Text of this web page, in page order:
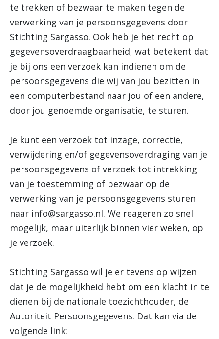
te trekken of bezwaar te maken tegen de
verwerking van je persoonsgegevens door
Stichting Sargasso. Ook heb je het recht op
gegevensoverdraagbaarheid, wat betekent dat
je bij ons een verzoek kan indienen om de
persoonsgegevens die wij van jou bezitten in
een computerbestand naar jou of een andere,
door jou genoemde organisatie, te sturen.
Je kunt een verzoek tot inzage, correctie,
verwijdering en/of gegevensoverdraging van je
persoonsgegevens of verzoek tot intrekking
van je toestemming of bezwaar op de
verwerking van je persoonsgegevens sturen
naar info@sargasso.nl. We reageren zo snel
mogelijk, maar uiterlijk binnen vier weken, op
je verzoek.
Stichting Sargasso wil je er tevens op wijzen
dat je de mogelijkheid hebt om een klacht in te
dienen bij de nationale toezichthouder, de
Autoriteit Persoonsgegevens. Dat kan via de
volgende link: